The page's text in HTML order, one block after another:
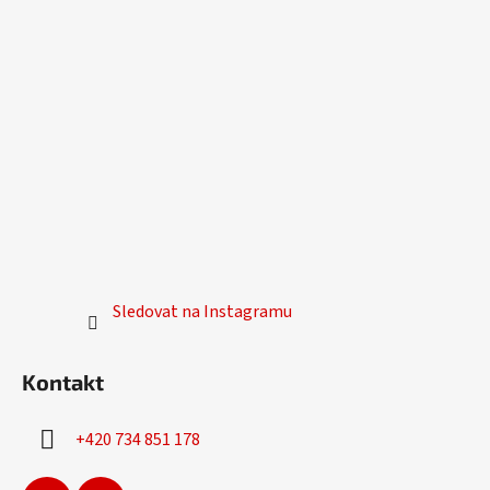
Sledovat na Instagramu
Kontakt
+420 734 851 178